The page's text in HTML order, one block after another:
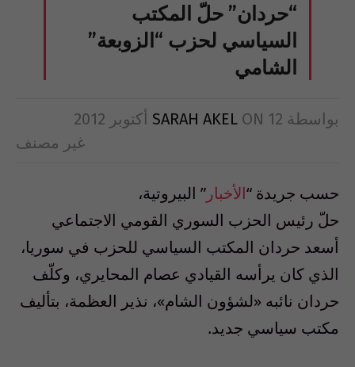
“حردان” حلّ المكتب
السياسي لحزب “الزوبعة”
الشامي
بواسطة SARAH AKEL ON 12 أكتوبر 2012
غير مصنف
حسب جريدة “الأخبار ” البيروتية،
حلّ رئيس الحزب السوري القومي الاجتماعي
أسعد حردان المكتب السياسي للحزب في سوريا،
الذي كان يرأسه القيادي عصام المحايري، وكلّف
حردان نائبه «لشؤون الشام»، نذير العظمة، بتأليف
مكتب سياسي جديد.